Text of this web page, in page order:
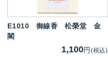
E1010
御線香 松榮堂 金
閣
1,100円 (税込)